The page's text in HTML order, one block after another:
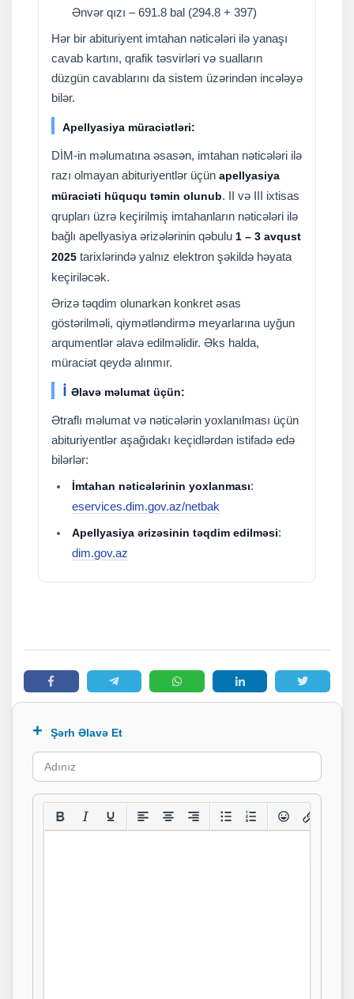
Ənvər qızı – 691.8 bal (294.8 + 397)
Hər bir abituriyent imtahan nəticələri ilə yanaşı
cavab kartını, qrafik təsvirləri və sualların
düzgün cavablarını da sistem üzərindən incələyə
bilər.
Apellyasiya müraciətləri:
DİM-in məlumatına əsasən, imtahan nəticələri ilə
razı olmayan abituriyentlər üçün apellyasiya
müraciəti hüququ təmin olunub. II və III ixtisas
qrupları üzrə keçirilmiş imtahanların nəticələri ilə
bağlı apellyasiya ərizələrinin qəbulu 1 – 3 avqust
2025 tarixlərində yalnız elektron şəkildə həyata
keçiriləcək.
Ərizə təqdim olunarkən konkret əsas
göstərilməli, qiymətləndirmə meyarlarına uyğun
arqumentlər əlavə edilməlidir. Əks halda,
müraciət qeydə alınmır.
ℹ Əlavə məlumat üçün:
Ətraflı məlumat və nəticələrin yoxlanılması üçün
abituriyentlər aşağıdakı keçidlərdən istifadə edə
bilərlər:
İmtahan nəticələrinin yoxlanması:
eservices.dim.gov.az/netbak
Apellyasiya ərizəsinin təqdim edilməsi:
dim.gov.az
Şərh Əlavə Et